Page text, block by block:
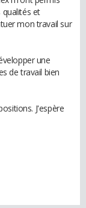
et
mon travail sur
une
de travail bien
J'espère